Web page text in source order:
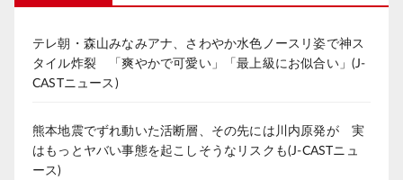
テレ朝・森山みなみアナ、さわやか水色ノースリ姿で神ス
タイル炸裂 「爽やかで可愛い」「最上級にお似合い」(J-
CASTニュース)
熊本地震でずれ動いた活断層、その先には川内原発が 実
はもっとヤバい事態を起こしそうなリスクも(J-CASTニュ
ース)